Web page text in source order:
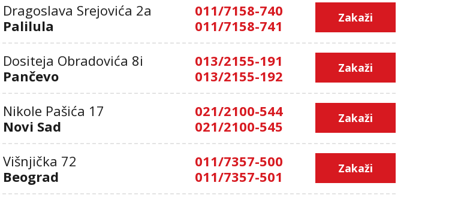
Dragoslava Srejovića 2а
Palilula
011/7158-740
011/7158-741
Zakaži
Dositeja Obradovića 8i
Pančevo
013/2155-191
013/2155-192
Zakaži
Nikole Pašića 17
Novi Sad
021/2100-544
021/2100-545
Zakaži
Višnjička 72
Beograd
011/7357-500
011/7357-501
Zakaži